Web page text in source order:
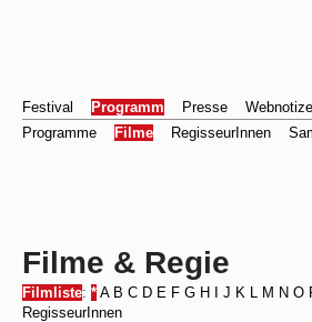
Festival Programm Presse
Programme
Filme RegisseurInnen
Filme & Regie
Filmliste: * A B C D E F G H J K L M N O
RegisseurInnen